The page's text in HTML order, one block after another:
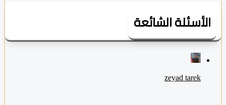
الشائعة
zeyad ‎tarek